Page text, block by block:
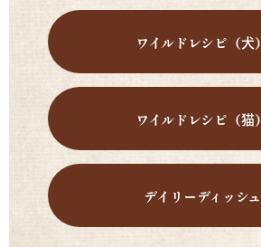
ワイルドレシピ（犬）
ワイルドレシピ（猫）
デイリーディッシュ